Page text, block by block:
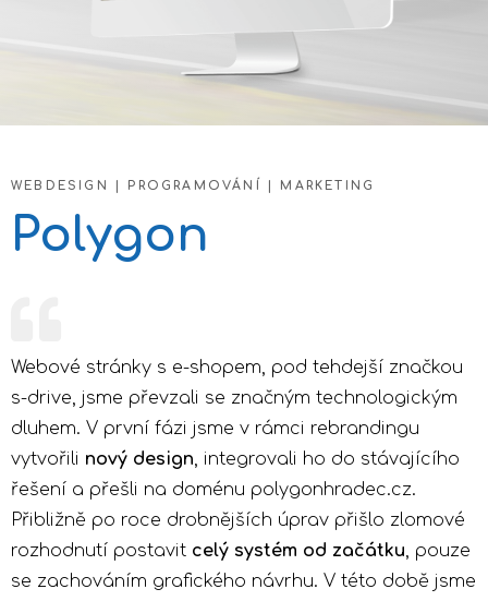
WEBDESIGN | PROGRAMOVÁNÍ | MARKETING
Polygon
Webové stránky s e-shopem, pod tehdejší značkou
s-drive, jsme převzali se značným technologickým
dluhem. V první fázi jsme v rámci rebrandingu
vytvořili nový design, integrovali ho do stávajícího
řešení a přešli na doménu polygonhradec.cz.
Přibližně po roce drobnějších úprav přišlo zlomové
rozhodnutí postavit celý systém od začátku, pouze
se zachováním grafického návrhu. V této době jsme